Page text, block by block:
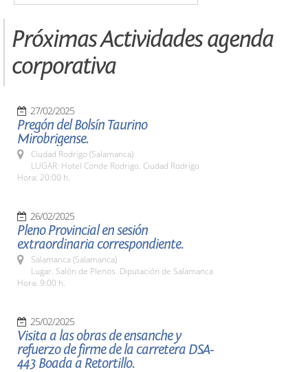
Próximas Actividades agenda
corporativa
27/02/2025
Pregón del Bolsín Taurino
Mirobrigense.
Ciudad Rodrigo (Salamanca)
LUGAR: Hotel Conde Rodrigo. Ciudad Rodrigo
Hora: 20:00 h.
26/02/2025
Pleno Provincial en sesión
extraordinaria correspondiente.
Salamanca (Salamanca)
Lugar. Salón de Plenos. Diputación de Salamanca
Hora: 9:00 h.
25/02/2025
Visita a las obras de ensanche y
refuerzo de firme de la carretera DSA-
443 Boada a Retortillo.